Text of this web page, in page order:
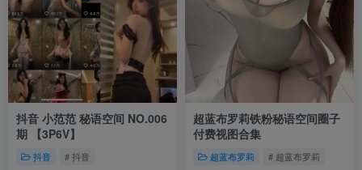
抖音 小范范 秘语空间 NO.006
期 【3P6V】
抖音 # 抖音
超蓝布罗莉铁粉秘语空间圈子
付费视图合集
超蓝布罗莉 # 超蓝布罗莉